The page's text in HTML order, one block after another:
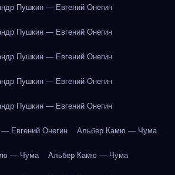
Пушкин — Евгений Онегин
Пушкин — Евгений Онегин
Пушкин — Евгений Онегин
Пушкин — Евгений Онегин
Пушкин — Евгений Онегин
Евгений Онегин Альбер Камю — Чума
— Чума Альбер Камю — Чума